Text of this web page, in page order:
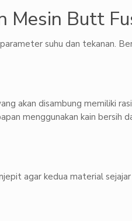
Mesin Butt
suhu dan tekanan.
akan disambung memiliki
menggunakan kain bersih
agar kedua material